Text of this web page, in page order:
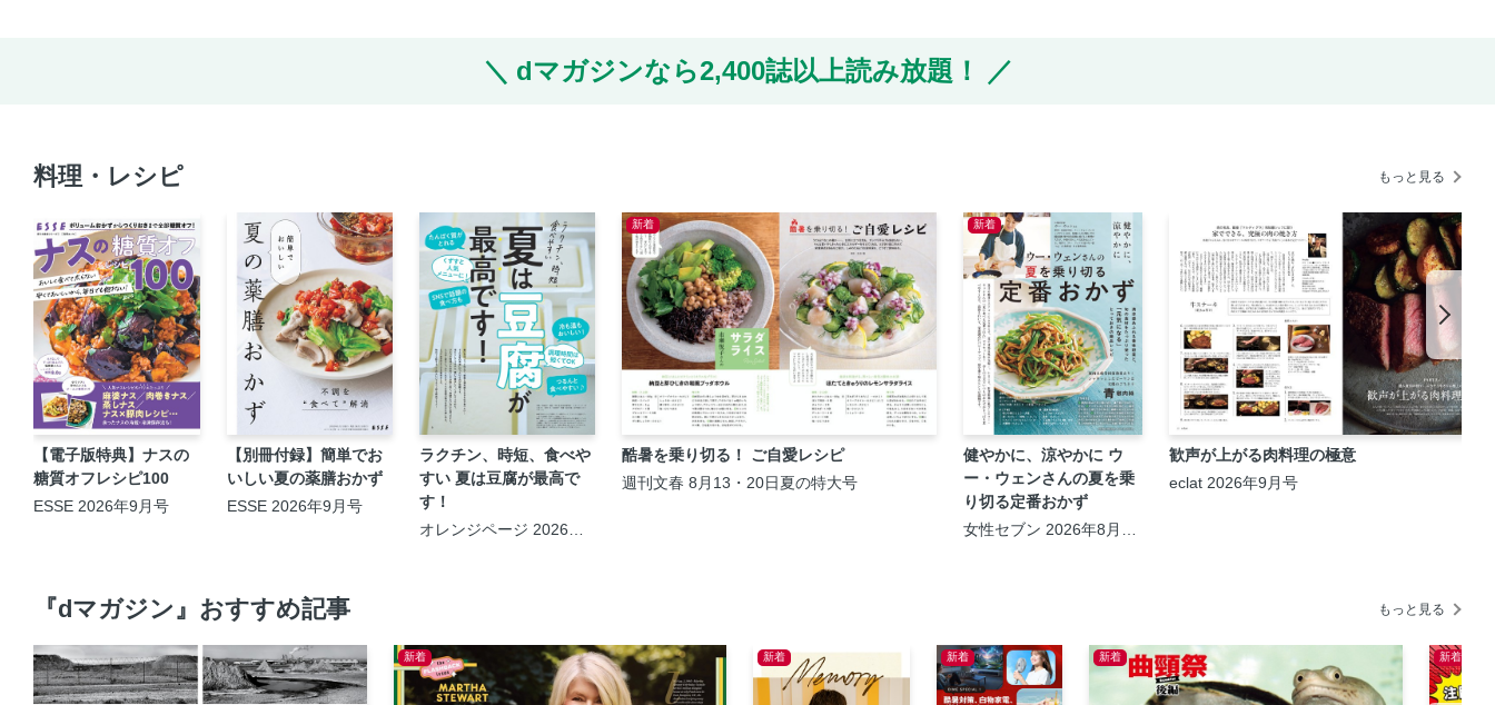
dマガジンなら2,400誌以上読み放題！
料理・レシピ もっと見る
【電子版特典】ナスの
糖質オフレシピ100
ESSE 2026年9月号
【別冊付録】簡単でお
いしい夏の薬膳おかず
ESSE 2026年9月号
ラクチン、時短、食べや
すい 夏は豆腐が最高で
す！
オレンジページ 2026年8
新着
酷暑を乗り切る！ ご自愛レシピ
週刊文春 8月13・20日夏の特大号
新着
健やかに、涼やかに ウ
ー・ウェンさんの夏を乗
り切る定番おかず
女性セブン 2026年8月
歓声が上がる肉料理の極意
eclat 2026年9月号
『dマガジン』おすすめ記事 もっと見る
新着 新着 新着 新着 新着